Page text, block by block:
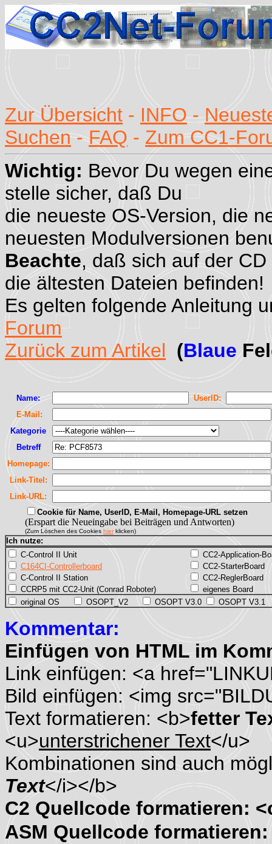
Zur Übersicht - INFO -
Suchen - FAQ - Zum CC1-
Wichtig: Bevor Du wegen
stelle sicher, daß Du
die neueste OS-Version, die
neuesten Modulversionen
Beachte, daß sich auf der
die ältesten Dateien befinden!
Es gelten folgende Anleitung
Forum
Zurück zum Artikel (Blaue
Name:
UserID:
E-Mail:
Kategorie
Betreff
Homepage:
Link-Titel:
Link-URL:
Cookie für Name, UserID, E-Mail, Homepage-URL setzen
(Erspart die Neueingabe bei Beiträgen und Antworten)
(Zum Löschen des Cookies hierklicken)
Ich nutze:
C-Control II Unit
C164CI-Controllerboard
C-Control II Station
CCRP5 mit CC2-Unit (Conrad Roboter)
CC2-Application-
CC2-StarterBoard
CC2-ReglerBoard
eigenes Board
original OS
OSOPT_V2 OSOPT V3.0 OSOPT V3.1
Kommentar:
Einfügen von HTML im
Link einfügen: <a
Bild einfügen: <img
Text formatieren: <b>fetter
<u>unterstrichener Text</u>
Kombinationen sind auch
Text</i></b>
C2 Quellcode formatieren:
ASM Quellcode formatieren: